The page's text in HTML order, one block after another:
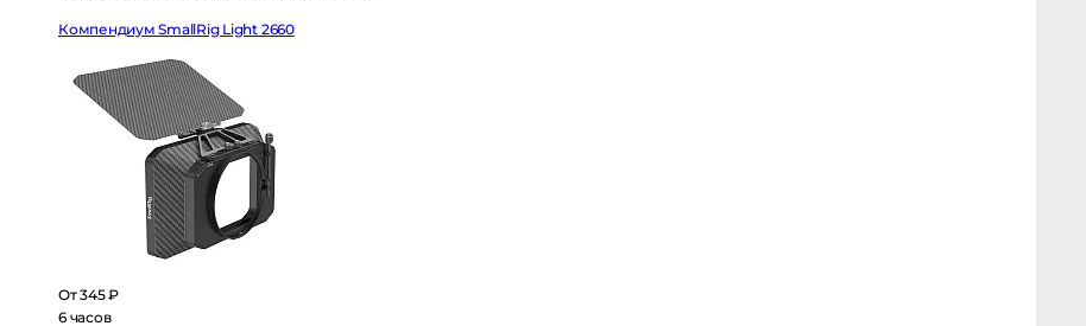
Компендиум SmallRig Light 2660
От 345 ₽
6 часов